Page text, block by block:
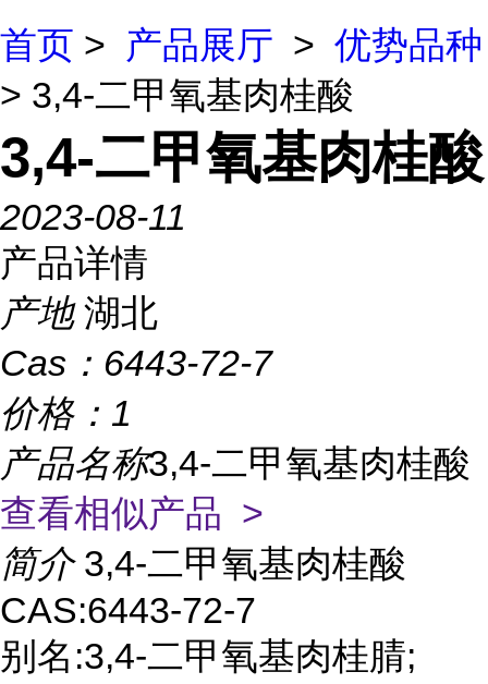
首页 > 产品展厅 > 优势品种
> 3,4-二甲氧基肉桂酸
3,4-二甲氧基肉桂酸
2023-08-11
产品详情
产地 湖北
Cas： 6443-72-7
价格： 1
产品名称3,4-二甲氧基肉桂酸
查看相似产品 >
简介 3,4-二甲氧基肉桂酸
CAS:6443-72-7
别名:3,4-二甲氧基肉桂腈;